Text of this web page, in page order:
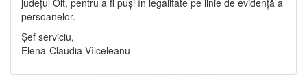
județul Olt, pentru a fi puși în legalitate pe linie de evidență a
persoanelor.
Șef serviciu,
Elena-Claudia Vîlceleanu